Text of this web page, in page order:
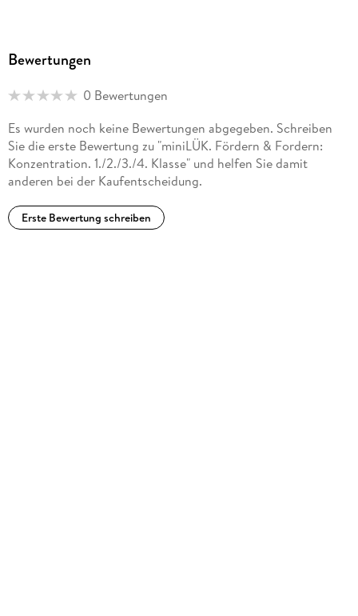
Bewertungen
0 Bewertungen
Es wurden noch keine Bewertungen abgegeben. Schreiben
Sie die erste Bewertung zu "miniLÜK. Fördern & Fordern:
Konzentration. 1./2./3./4. Klasse" und helfen Sie damit
anderen bei der Kaufentscheidung.
Erste Bewertung schreiben